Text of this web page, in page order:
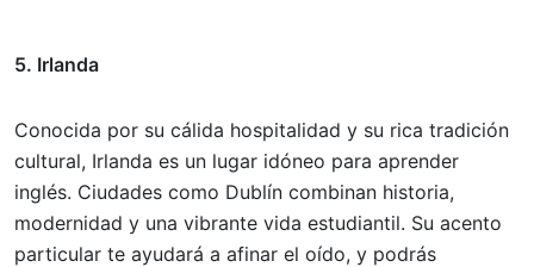
5. Irlanda
Conocida por su cálida hospitalidad y su rica tradición
cultural, Irlanda es un lugar idóneo para aprender
inglés. Ciudades como Dublín combinan historia,
modernidad y una vibrante vida estudiantil. Su acento
particular te ayudará a afinar el oído, y podrás